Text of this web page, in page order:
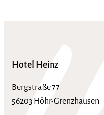
Hotel Heinz
Bergstraße 77
56203 Höhr-Grenzhausen